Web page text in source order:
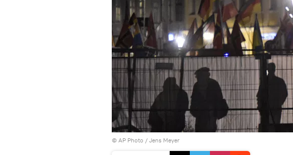
© AP Photo / Jens Meyer